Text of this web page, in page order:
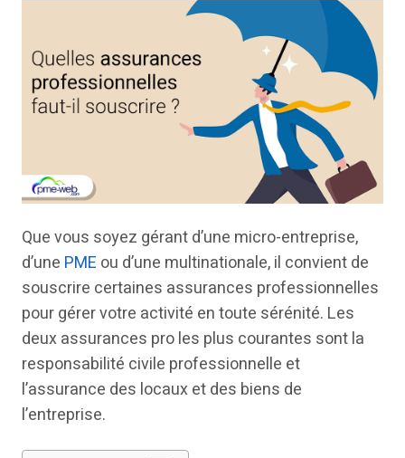
Que vous soyez gérant d’une micro-entreprise,
d’une PME ou d’une multinationale, il convient de
souscrire certaines assurances professionnelles
pour gérer votre activité en toute sérénité. Les
deux assurances pro les plus courantes sont la
responsabilité civile professionnelle et
l’assurance des locaux et des biens de
l’entreprise.